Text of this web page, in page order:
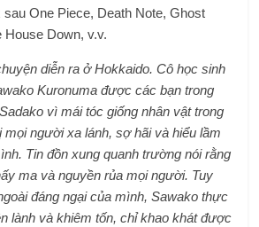
sau One Piece, Death Note, Ghost
House Down, v.v.
diễn ra ở Hokkaido. Cô học sinh
Kuronuma được các bạn trong
vì mái tóc giống nhân vật trong
mọi người xa lánh, sợ hãi và hiểu lầm
Tin đồn xung quanh trường nói rằng
ma và nguyền rủa mọi người. Tuy
đáng ngại của mình, Sawako thực
lành và khiêm tốn, chỉ khao khát được